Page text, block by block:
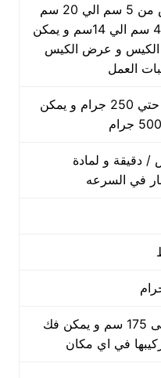
طول الكيس من 5 سم الي 20 سم
وعرض من 4 سم الي 14سم و يمكن
الكيس و عرض الكيس
العمل
من 5 جرام حتي 250 جرام و يمكن
/ دقيقة و لمادة
في السرعه
70فى 97فى 175 سم و يمكن فك
في اي مكان